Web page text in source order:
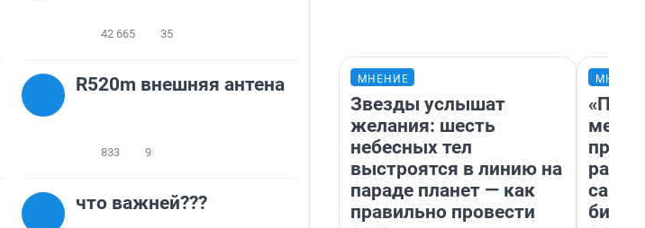
42 665 35
R520m внешняя антена
833 9
что важней???
МНЕНИЕ
Звезды услышат
желания: шесть
небесных тел
выстроятся в линию на
параде планет — как
правильно провести